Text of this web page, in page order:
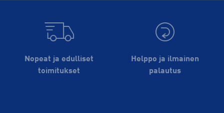
Nopeat ja edulliset
toimitukset
Helppo ja ilmainen
palautus